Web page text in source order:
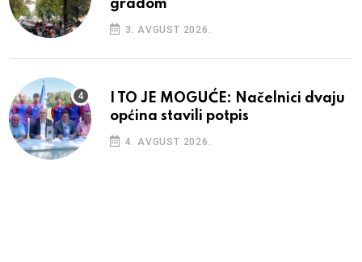
gradom
3. AVGUST 2026.
I TO JE MOGUĆE: Načelnici dvaju
općina stavili potpis
4. AVGUST 2026.